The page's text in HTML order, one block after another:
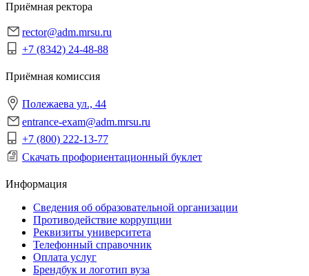
Приёмная ректора
rector@adm.mrsu.ru
+7 (8342) 24-48-88
Приёмная комиссия
Полежаева ул., 44
entrance-exam@adm.mrsu.ru
+7 (800) 222-13-77
Скачать профориентационный буклет
Информация
Сведения об образовательной организации
Противодействие коррупции
Реквизиты университета
Телефонный справочник
Оплата услуг
Брендбук и логотип вуза